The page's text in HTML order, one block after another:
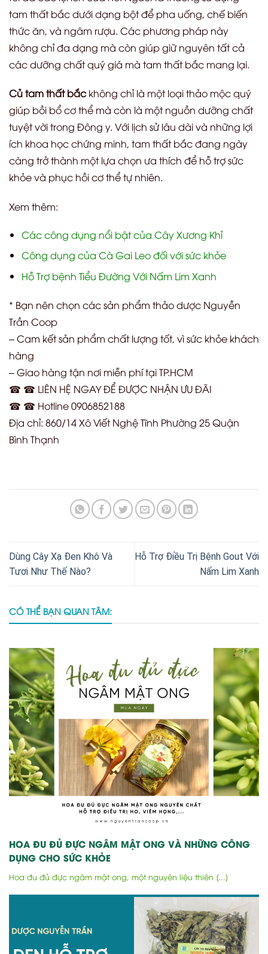
tam thất bắc dưới dạng bột để pha uống, chế biến
thức ăn, và ngâm rượu. Các phương pháp này
không chỉ đa dạng mà còn giúp giữ nguyên tất cả
các dưỡng chất quý giá mà tam thất bắc mang lại.
Củ tam thất bắckhông chỉ là một loại thảo mộc quý
giúp bồi bổ cơ thể mà còn là một nguồn dưỡng chất
tuyệt vời trong Đông y. Với lịch sử lâu dài và những lợi
ích khoa học chứng minh, tam thất bắc đang ngày
càng trở thành một lựa chọn ưa thích để hỗ trợ sức
khỏe và phục hồi cơ thể tự nhiên.
Xem thêm:
Các công dụng nổi bật của Cây Xương Khỉ
Công dụng của Cà Gai Leo đối với sức khỏe
Hỗ Trợ bệnh Tiểu Đường Với Nấm Lim Xanh
* Bạn nên chọn các sản phẩm thảo dược Nguyễn
Trần Coop
– Cam kết sản phẩm chất lượng tốt, vì sức khỏe khách
hàng
– Giao hàng tận nơi miễn phí tại TP.HCM
☎ ☎ LIÊN HỆ NGAY ĐỂ ĐƯỢC NHẬN ƯU ĐÃI
☎ ☎ Hotline 0906852188
Địa chỉ: 860/14 Xô Viết Nghệ Tĩnh Phường 25 Quận
Bình Thạnh
Dùng Cây Xạ Đen Khô Và
Tươi Như Thế Nào?
Hỗ Trợ Điều Trị Bệnh Gout Với
Nấm Lim Xanh
CÓ THỂ BẠN QUAN TÂM:
HOA ĐU ĐỦ ĐỰC NGÂM MẬT ONG VÀ NHỮNG CÔNG
DỤNG CHO SỨC KHỎE
Hoa đu đủ đực ngâm mật ong, một nguyên liệu thiên [...]